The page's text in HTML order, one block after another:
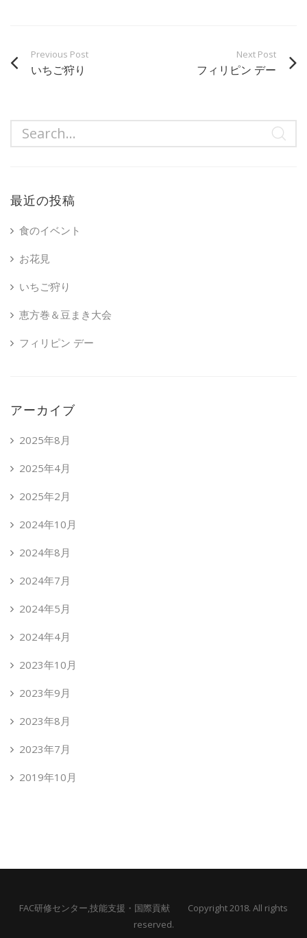
Previous Post
いちご狩り
Next Post
フィリピン デー
最近の投稿
食のイベント
お花見
いちご狩り
恵方巻＆豆まき大会
フィリピン デー
アーカイブ
2025年8月
2025年4月
2025年2月
2024年10月
2024年8月
2024年7月
2024年5月
2024年4月
2023年10月
2023年9月
2023年8月
2023年7月
2019年10月
FAC研修センター,技能支援・国際貢献 Copyright 2018. All rights
reserved.